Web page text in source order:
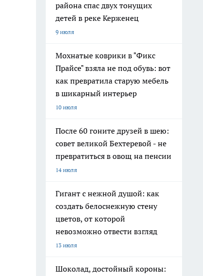
района спас двух тонущих
детей в реке Керженец
9 июля
Мохнатые коврики в "Фикс
Прайсе" взяла не под обувь: вот
как превратила старую мебель
в шикарный интерьер
10 июля
После 60 гоните друзей в шею:
совет великой Бехтеревой - не
превратиться в овощ на пенсии
14 июля
Гигант с нежной душой: как
создать белоснежную стену
цветов, от которой
невозможно отвести взгляд
13 июля
Шоколад, достойный короны: